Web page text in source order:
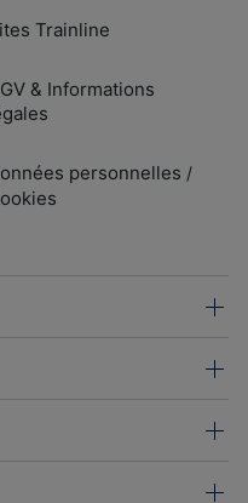
Trainline
& Informations
personnelles /